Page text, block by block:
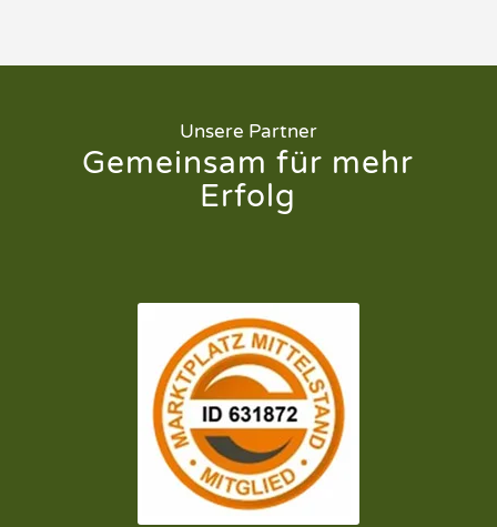
Unsere Partner
Gemeinsam für mehr
Erfolg